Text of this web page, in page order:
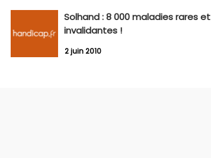
Solhand : 8 000 maladies rares et
invalidantes !
2 juin 2010